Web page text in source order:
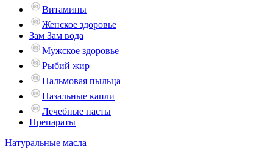
Витамины
Женское здоровье
Зам Зам вода
Мужское здоровье
Рыбий жир
Пальмовая пыльца
Назальные капли
Лечебные пасты
Препараты
Натуральные масла